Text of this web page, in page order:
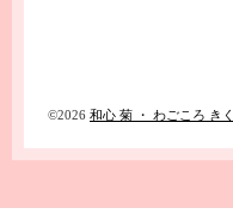
©2026 和心 菊 ・ わごころ きく